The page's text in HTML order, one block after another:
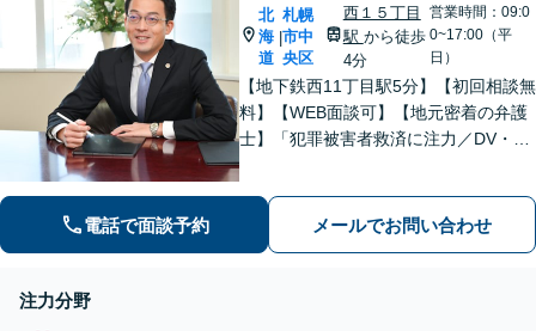
北
海
道
|
札幌
市中
央区
西１５丁目
駅 から徒歩
4分
営業時間：09:0
0~17:00（平
日）
【地下鉄西11丁目駅5分】【初回相談無
料】【WEB面談可】【地元密着の弁護
士】「犯罪被害者救済に注力／DV・モ
も対応」家賃の未払い・建物明渡請求
に強い【子連れ相談可】【夜間相談
電話で面談予約 メールでお問い合わせ
注力分野